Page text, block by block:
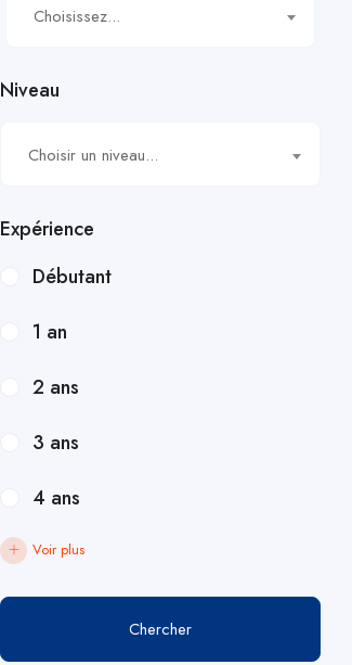
Choisissez...
Niveau
Choisir un niveau...
Expérience
Débutant
1 an
2 ans
3 ans
4 ans
Voir plus
Chercher